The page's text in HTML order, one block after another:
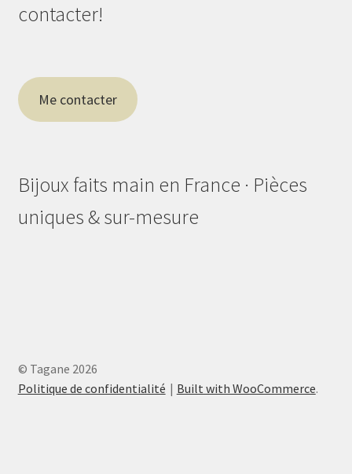
contacter!
Me contacter
Bijoux faits main en France · Pièces
uniques & sur-mesure
© Tagane 2026
Politique de confidentialité
Built with WooCommerce.